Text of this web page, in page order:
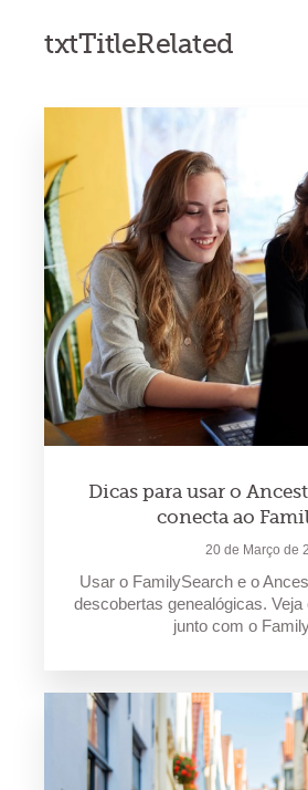
txtTitleRelated
Dicas para usar o
conecta ao
20 de Março de
Usar o FamilySearch e o
descobertas genealógicas.
junto com o